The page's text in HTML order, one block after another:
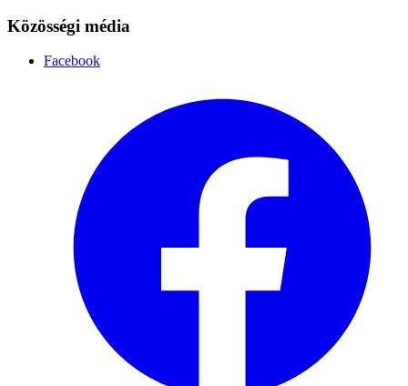
Közösségi média
Facebook